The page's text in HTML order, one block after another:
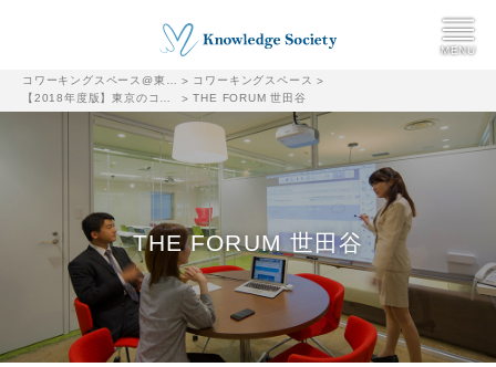
コワーキングスペース@東京都千代田区|ナレッジソサエティ > コワーキングスペース >
【2018年度版】東京のコワーキングスペースまとめ（149スペース掲載中）比較検討の参考にしてください
> THE FORUM 世田谷
THE FORUM 世田谷